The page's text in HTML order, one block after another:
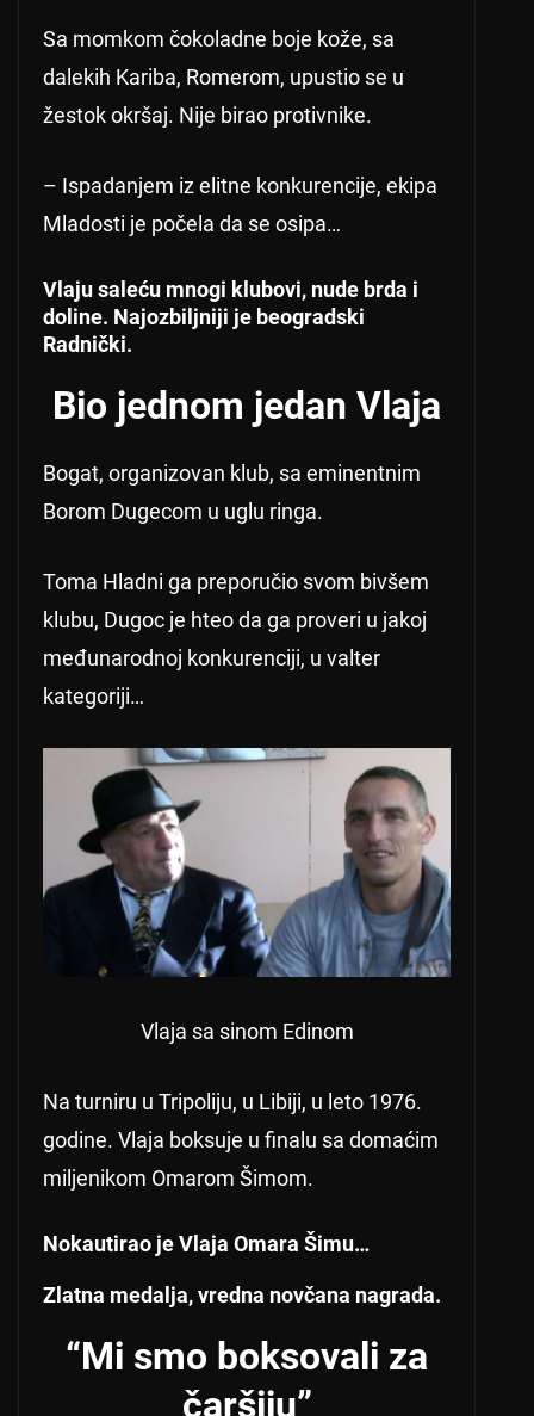
Sa momkom čokoladne boje kože, sa
dalekih Kariba, Romerom, upustio se u
žestok okršaj. Nije birao protivnike.
– Ispadanjem iz elitne konkurencije, ekipa
Mladosti je počela da se osipa…
Vlaju saleću mnogi klubovi, nude brda i
doline. Najozbiljniji je beogradski
Radnički.
Bio jednom jedan Vlaja
Bogat, organizovan klub, sa eminentnim
Borom Dugecom u uglu ringa.
Toma Hladni ga preporučio svom bivšem
klubu, Dugoc je hteo da ga proveri u jakoj
međunarodnoj konkurenciji, u valter
kategoriji…
Vlaja sa sinom Edinom
Na turniru u Tripoliju, u Libiji, u leto 1976.
godine. Vlaja boksuje u finalu sa domaćim
miljenikom Omarom Šimom.
Nokautirao je Vlaja Omara Šimu…
Zlatna medalja, vredna novčana nagrada.
“Mi smo boksovali za
čaršiju”